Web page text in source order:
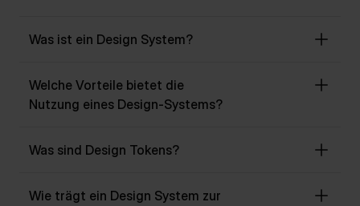
Was ist ein Design System?
Welche Vorteile bietet die
Nutzung eines Design-Systems?
Was sind Design Tokens?
Wie trägt ein Design System zur